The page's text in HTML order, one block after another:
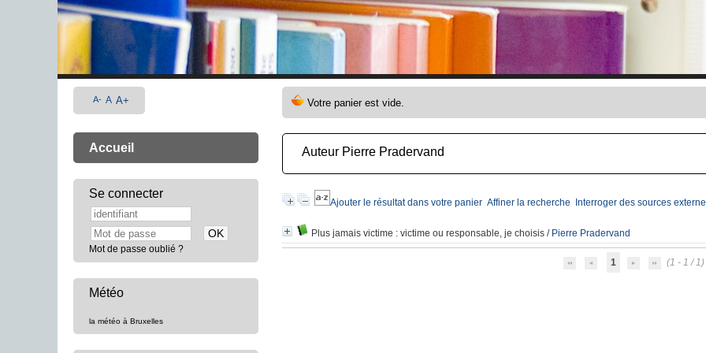
Auteur Pierre Pradervand
Ajouter le résultat dans votre panier Affiner la recherche Interroger des sources
Plus jamais victime : victime ou responsable, je choisis/ Pierre Pradervand
1 (1 - 1 / 1)
A- A A+
Accueil
Se connecter
Mot de passe oublié ?
Météo
la météo à Bruxelles